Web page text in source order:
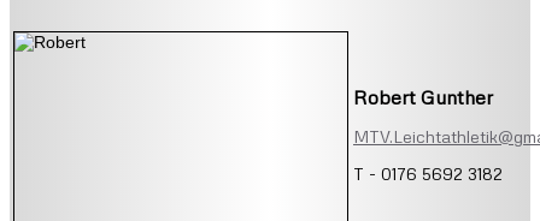
Robert Gunther
T - 0176 5692 3182